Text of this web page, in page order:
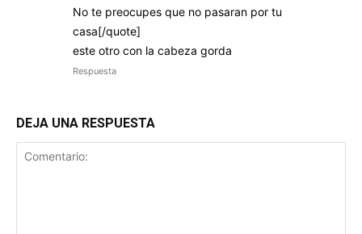
No te preocupes que no pasaran por tu
casa[/quote]
este otro con la cabeza gorda
Respuesta
DEJA UNA RESPUESTA